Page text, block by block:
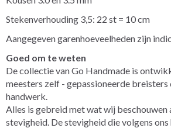
Stekenverhouding 3,5: 22 st = 10 cm
Aangegeven garenhoeveelheden zijn
Goed om te weten
De collectie van Go Handmade is
meesters zelf - gepassioneerde breisters
handwerk.
Alles is gebreid met wat wij beschouwen
stevigheid. De stevigheid die volgens ons